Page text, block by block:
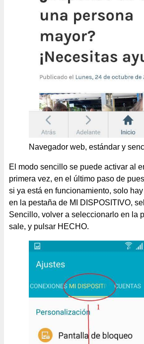
Navegador web, estándar y
El modo sencillo se puede activar al
primera vez, en el último paso de
si ya está en funcionamiento, solo
en la pestaña de MI DISPOSITIVO,
Sencillo, volver a seleccionarlo en la
sale, y pulsar HECHO.